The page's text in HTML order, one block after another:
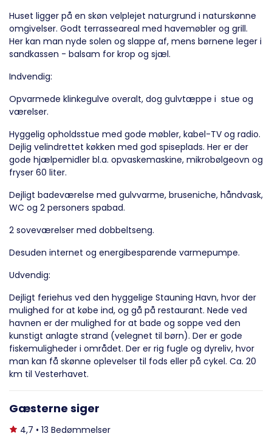
Huset ligger på en skøn velplejet naturgrund i naturskønne
omgivelser. Godt terrasseareal med havemøbler og grill.
Her kan man nyde solen og slappe af, mens børnene leger i
sandkassen - balsam for krop og sjæl.
Indvendig:
Opvarmede klinkegulve overalt, dog gulvtæppe i stue og
værelser.
Hyggelig opholdsstue med gode møbler, kabel-TV og radio.
Dejlig velindrettet køkken med god spiseplads. Her er der
gode hjælpemidler bl.a. opvaskemaskine, mikrobølgeovn og
fryser 60 liter.
Dejligt badeværelse med gulvvarme, bruseniche, håndvask,
WC og 2 personers spabad.
2 soveværelser med dobbeltseng.
Desuden internet og energibesparende varmepumpe.
Udvendig:
Dejligt feriehus ved den hyggelige Stauning Havn, hvor der
mulighed for at købe ind, og gå på restaurant. Nede ved
havnen er der mulighed for at bade og soppe ved den
kunstigt anlagte strand (velegnet til børn). Der er gode
fiskemuligheder i området. Der er rig fugle og dyreliv, hvor
man kan få skønne oplevelser til fods eller på cykel. Ca. 20
km til Vesterhavet.
Gæsterne siger
4,7 • 13 Bedømmelser